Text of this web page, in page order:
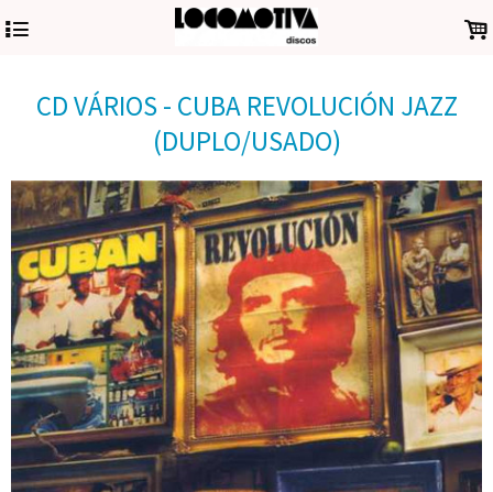
4 .
CD VÁRIOS - CUBA REVOLUCIÓN JAZZ
(DUPLO/USADO)